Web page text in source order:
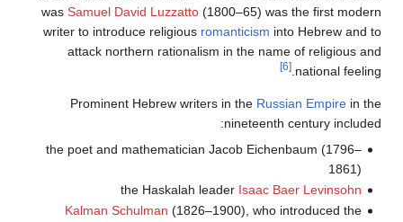
was Samuel David Luzzatto (1800–65) was the first modern
writer to introduce religious romanticism into Hebrew and to
attack northern rationalism in the name of religious and
national feeling.
[6]
Prominent Hebrew writers in the Russian Empire in the
nineteenth century included:
the poet and mathematician Jacob Eichenbaum (1796–
1861)
the Haskalah leader Isaac Baer Levinsohn
Kalman Schulman (1826–1900), who introduced the